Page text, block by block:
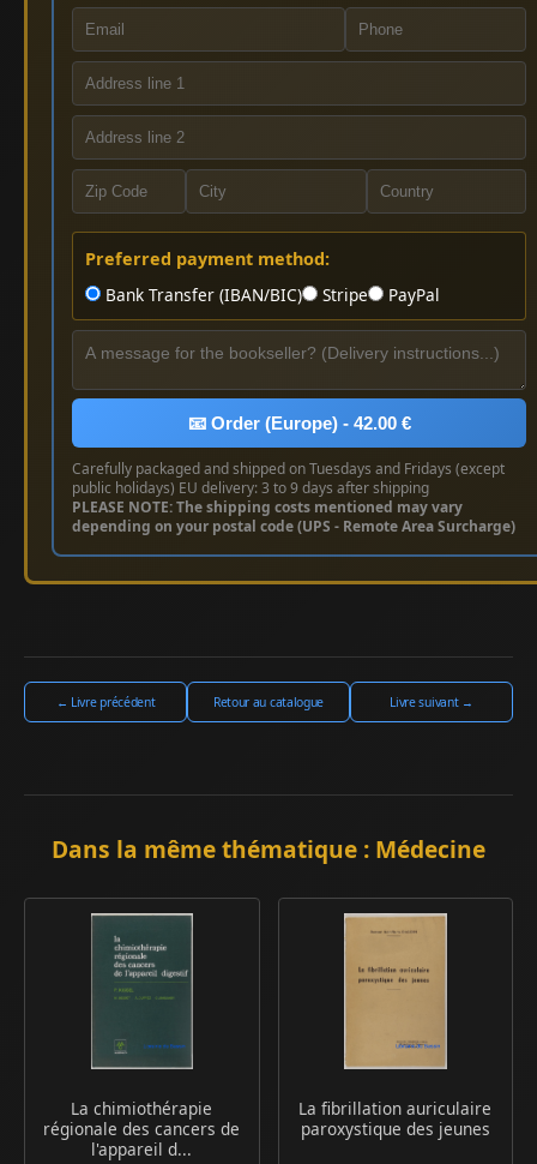
Preferred payment method:
Bank Transfer (IBAN/BIC)
Stripe PayPal
📧 Order (Europe) - 42.00 €
Carefully packaged and shipped on Tuesdays and Fridays (except
public holidays) EU delivery: 3 to 9 days after shipping
PLEASE NOTE: The shipping costs mentioned may vary
depending on your postal code (UPS - Remote Area Surcharge)
← Livre précédent Retour au catalogue Livre suivant →
Dans la même thématique : Médecine
La chimiothérapie
régionale des cancers de
l'appareil d...
La fibrillation auriculaire
paroxystique des jeunes